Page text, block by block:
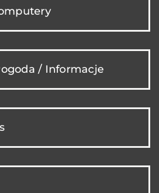
/ Informacje